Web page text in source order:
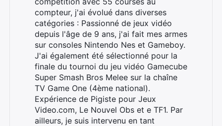
compteur, j'ai évolué dans diverses
catégories : Passionné de jeux vidéo
depuis l'âge de 9 ans, j'ai fait mes armes
sur consoles Nintendo Nes et Gameboy.
J'ai également été sélectionné pour la
finale du tournoi du jeu vidéo Gamecube
Super Smash Bros Melee sur la chaîne
TV Game One (4ème national).
Expérience de Pigiste pour Jeux
Video.com, Le Nouvel Obs et e TF1. Par
ailleurs, je suis intervenu en tant
Rechercher
: